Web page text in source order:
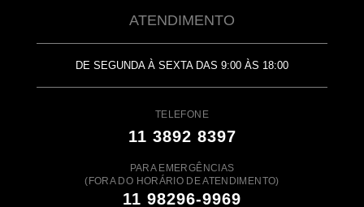
ATENDIMENTO
DE SEGUNDA À SEXTA DAS 9:00 ÀS 18:00
TELEFONE
11 3892 8397
PARA EMERGÊNCIAS
(FORA DO HORÁRIO DE ATENDIMENTO)
11 98296-9969